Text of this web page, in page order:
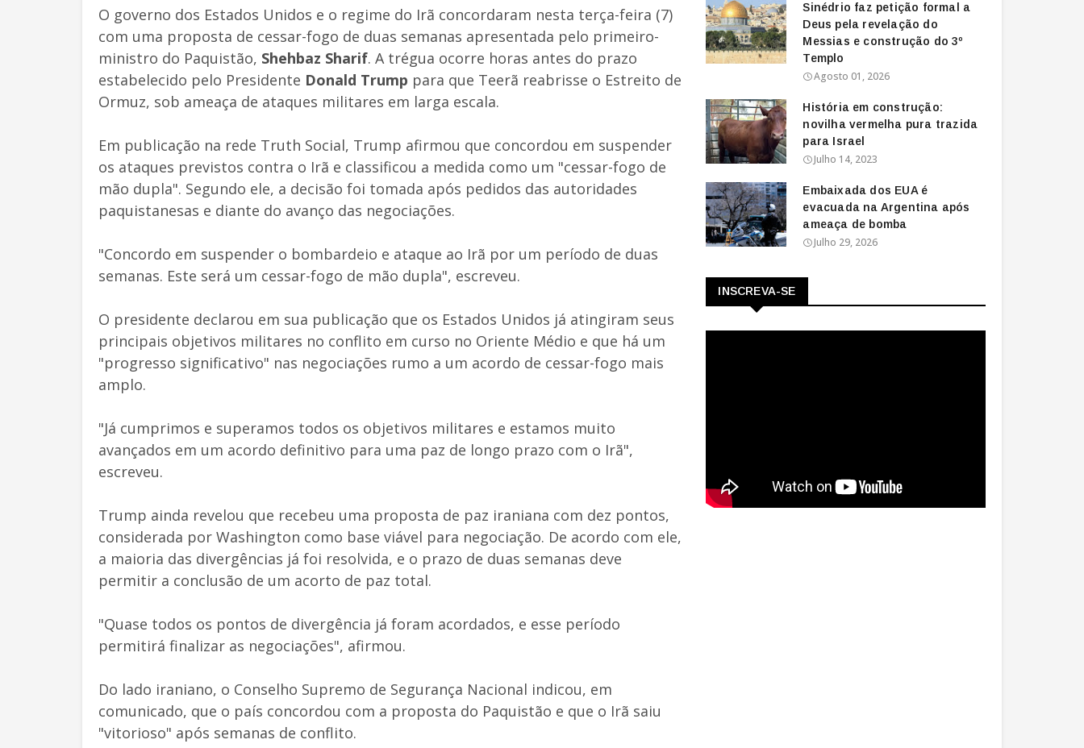
O governo dos Estados Unidos e o regime do Irã concordaram nesta terça-feira (7)
com uma proposta de cessar-fogo de duas semanas apresentada pelo primeiro-
ministro do Paquistão, Shehbaz Sharif. A trégua ocorre horas antes do prazo
estabelecido pelo Presidente Donald Trump para que Teerã reabrisse o Estreito de
Ormuz, sob ameaça de ataques militares em larga escala.
Em publicação na rede Truth Social, Trump afirmou que concordou em suspender
os ataques previstos contra o Irã e classificou a medida como um "cessar-fogo de
mão dupla". Segundo ele, a decisão foi tomada após pedidos das autoridades
paquistanesas e diante do avanço das negociações.
"Concordo em suspender o bombardeio e ataque ao Irã por um período de duas
semanas. Este será um cessar-fogo de mão dupla", escreveu.
O presidente declarou em sua publicação que os Estados Unidos já atingiram seus
principais objetivos militares no conflito em curso no Oriente Médio e que há um
"progresso significativo" nas negociações rumo a um acordo de cessar-fogo mais
amplo.
"Já cumprimos e superamos todos os objetivos militares e estamos muito
avançados em um acordo definitivo para uma paz de longo prazo com o Irã",
escreveu.
Trump ainda revelou que recebeu uma proposta de paz iraniana com dez pontos,
considerada por Washington como base viável para negociação. De acordo com ele,
a maioria das divergências já foi resolvida, e o prazo de duas semanas deve
permitir a conclusão de um acorto de paz total.
"Quase todos os pontos de divergência já foram acordados, e esse período
permitirá finalizar as negociações", afirmou.
Do lado iraniano, o Conselho Supremo de Segurança Nacional indicou, em
comunicado, que o país concordou com a proposta do Paquistão e que o Irã saiu
"vitorioso" após semanas de conflito.
Sinédrio faz petição formal a
Deus pela revelação do
Messias e construção do 3º
Templo
Agosto 01, 2026
História em construção:
novilha vermelha pura trazida
para Israel
Julho 14, 2023
Embaixada dos EUA é
evacuada na Argentina após
ameaça de bomba
Julho 29, 2026
INSCREVA-SE